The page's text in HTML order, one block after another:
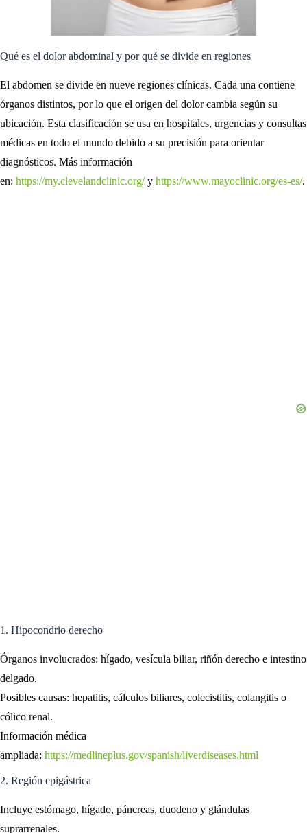
Qué es el dolor abdominal y por qué se divide en regiones
El abdomen se divide en nueve regiones clínicas. Cada una contiene
órganos distintos, por lo que el origen del dolor cambia según su
ubicación. Esta clasificación se usa en hospitales, urgencias y consultas
médicas en todo el mundo debido a su precisión para orientar
diagnósticos. Más información
en: https://my.clevelandclinic.org/y https://www.mayoclinic.org/es-es/.
1. Hipocondrio derecho
Órganos involucrados: hígado, vesícula biliar, riñón derecho e intestino
delgado.
Posibles causas: hepatitis, cálculos biliares, colecistitis, colangitis o
cólico renal.
Información médica
ampliada: https://medlineplus.gov/spanish/liverdiseases.html
2. Región epigástrica
Incluye estómago, hígado, páncreas, duodeno y glándulas
suprarrenales.